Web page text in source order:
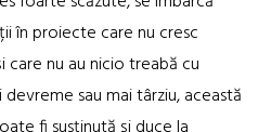
în proiecte care nu cresc
nu au nicio treabă cu
sau mai târziu, această